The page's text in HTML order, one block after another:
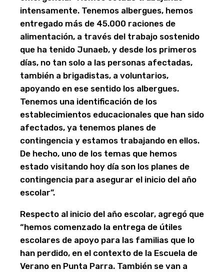
intensamente. Tenemos albergues, hemos
entregado más de 45.000 raciones de
alimentación, a través del trabajo sostenido
que ha tenido Junaeb, y desde los primeros
días, no tan solo a las personas afectadas,
también a brigadistas, a voluntarios,
apoyando en ese sentido los albergues.
Tenemos una identificación de los
establecimientos educacionales que han sido
afectados, ya tenemos planes de
contingencia y estamos trabajando en ellos.
De hecho, uno de los temas que hemos
estado visitando hoy día son los planes de
contingencia para asegurar el inicio del año
escolar”.
Respecto al inicio del año escolar, agregó que
“hemos comenzado la entrega de útiles
escolares de apoyo para las familias que lo
han perdido, en el contexto de la Escuela de
Verano en Punta Parra. También se van a